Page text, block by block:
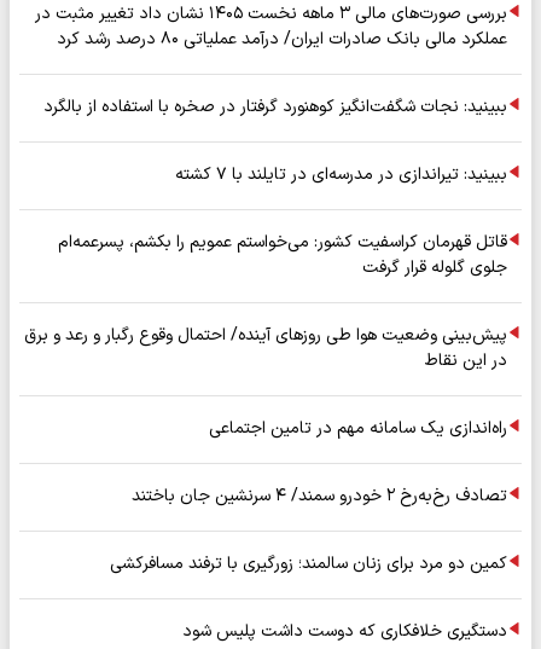
بررسی صورت‌های مالی ۳ ماهه نخست ۱۴۰۵ نشان داد تغییر مثبت در
عملکرد مالی بانک صادرات ایران/ درآمد عملیاتی ۸۰ درصد رشد کرد
ببینید: نجات شگفت‌انگیز کوهنورد گرفتار در صخره با استفاده از بالگرد
ببینید: تیراندازی در مدرسه‌ای در تایلند با ۷ کشته
قاتل قهرمان کراسفیت کشور: می‌خواستم عمویم را بکشم، پسرعمه‌ام
جلوی گلوله قرار گرفت
پیش‌بینی وضعیت هوا طی روزهای آینده/ احتمال وقوع رگبار و رعد و برق
در این نقاط
راه‌اندازی یک سامانه مهم در تامین اجتماعی
تصادف رخ‌به‌رخ ۲ خودرو سمند/ ۴ سرنشین جان باختند
کمین دو مرد برای زنان سالمند؛ زورگیری با ترفند مسافرکشی
دستگیری خلافکاری که دوست داشت پلیس شود